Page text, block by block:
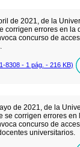
de 2021, de la
corrigen errores en la
concurso de
8308 - 1 pág. - 216 KB)
de 2021, de la
se corrigen errores en
concurso de
universitarios.